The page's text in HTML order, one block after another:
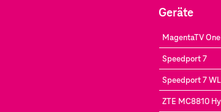
Geräte
MagentaTV
Speedport 7
Speedport 7
ZTE MC8810